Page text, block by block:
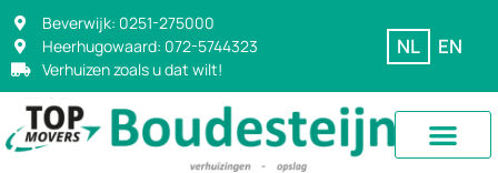
Beverwijk: 0251-275000
Heerhugowaard: 072-5744323
Verhuizen zoals u dat wilt!
NL EN